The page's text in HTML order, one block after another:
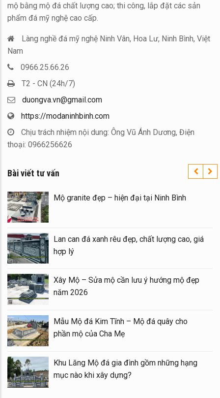
mộ bằng mộ đá chất lượng cao; thi công, lắp đặt các sản
phẩm đá mỹ nghệ cao cấp.
Làng nghề đá mỹ nghệ Ninh Vân, Hoa Lư, Ninh Bình, Việt
Nam
0966.25.66.26
T2 - CN (24h/7)
duongva.vn@gmail.com
https://modaninhbinh.com
Chịu trách nhiệm nội dung: Ông Vũ Ánh Dương, Điện
thoại: 0966256626
Bài viết tư vấn
quốc – Đá
tại Ninh
bằng Mẫu
Long đình đá
khu Lăng
Mộ granite đẹp – hiện đại tại
Lan can đá xanh rêu đẹp, chất
Xây Mộ – Sửa mộ cần lưu ý
Mẫu Mộ đá Kim Tĩnh – Mộ đá
phần mộ của Cha Mẹ
Khu Lăng Mộ đá gia đình gồm
mục nào khi xây dựng?